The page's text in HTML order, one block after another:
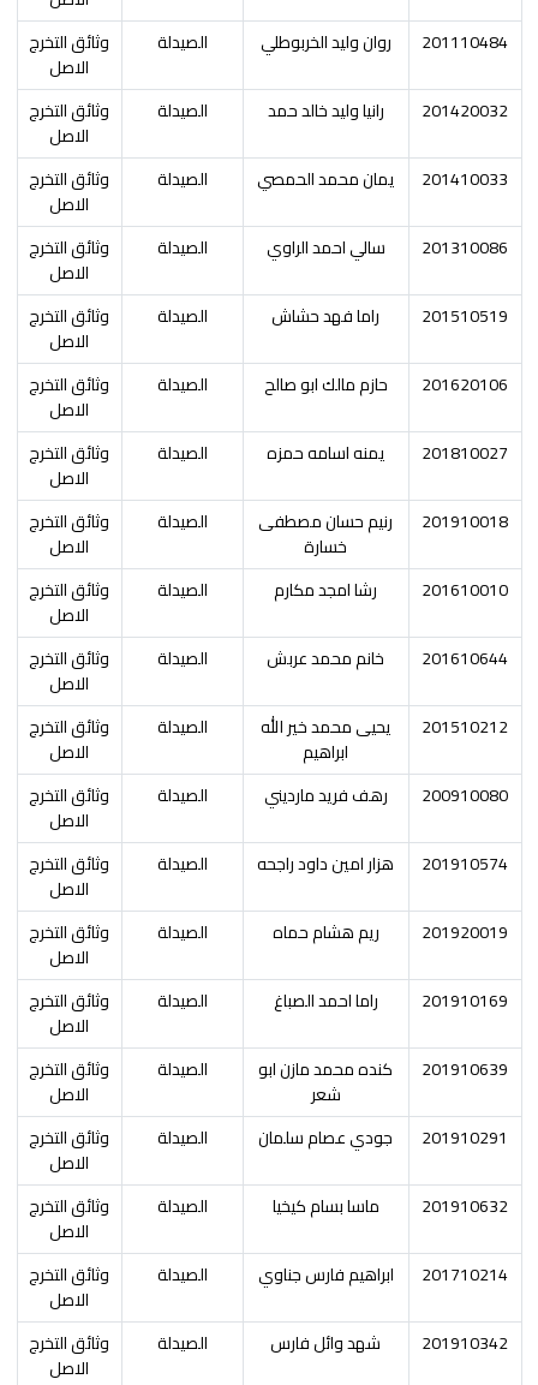
201110484
روان وليد الخربوطلي الصيدلة
وثائق التخرج
الاصل
201420032
رانيا وليد خالد حمد الصيدلة
وثائق التخرج
الاصل
201410033
يمان محمد الحمصي الصيدلة
وثائق التخرج
الاصل
201310086
سالي احمد الراوي الصيدلة
وثائق التخرج
الاصل
201510519
راما فهد حشاش الصيدلة
وثائق التخرج
الاصل
201620106
حازم مالك ابو صالح الصيدلة
وثائق التخرج
الاصل
201810027
يمنه اسامه حمزه الصيدلة
وثائق التخرج
الاصل
201910018
رنيم حسان مصطفى
خسارة
الصيدلة
وثائق التخرج
الاصل
201610010
رشا امجد مكارم الصيدلة
وثائق التخرج
الاصل
201610644
خانم محمد عربش الصيدلة
وثائق التخرج
الاصل
201510212
يحيى محمد خير الله
ابراهيم
الصيدلة
وثائق التخرج
الاصل
200910080
رهف فريد مارديني الصيدلة
وثائق التخرج
الاصل
201910574
هزار امين داود راجحه الصيدلة
وثائق التخرج
الاصل
201920019
ريم هشام حماه الصيدلة
وثائق التخرج
الاصل
201910169
راما احمد الصباغ الصيدلة
وثائق التخرج
الاصل
201910639
كنده محمد مازن ابو
شعر
الصيدلة
وثائق التخرج
الاصل
201910291
جودي عصام سلمان الصيدلة
وثائق التخرج
الاصل
201910632
ماسا بسام كيخيا الصيدلة
وثائق التخرج
الاصل
201710214
ابراهيم فارس جناوي الصيدلة
وثائق التخرج
الاصل
201910342
شهد وائل فارس الصيدلة
وثائق التخرج
الاصل